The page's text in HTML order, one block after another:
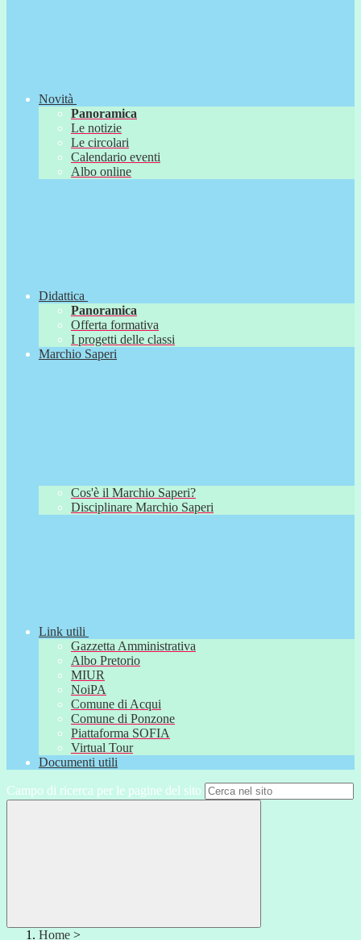
Novità
Panoramica
Le notizie
Le circolari
Calendario eventi
Albo online
Didattica
Panoramica
Offerta formativa
I progetti delle classi
Marchio Saperi
Cos'è il Marchio Saperi?
Disciplinare Marchio Saperi
Link utili
Gazzetta Amministrativa
Albo Pretorio
MIUR
NoiPA
Comune di Acqui
Comune di Ponzone
Piattaforma SOFIA
Virtual Tour
Documenti utili
Campo di ricerca per le pagine del sito
Home >